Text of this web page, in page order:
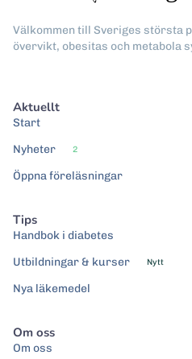
Välkommen till Sveriges största
övervikt, obesitas och metabola
Aktuellt
Start
Nyheter
2
Öppna föreläsningar
Tips
Handbok i diabetes
Utbildningar & kurser
Nytt
Nya läkemedel
Om oss
Om oss